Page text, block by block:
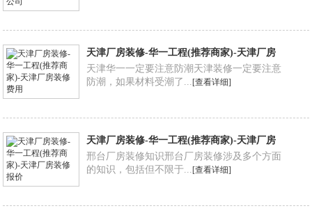
天津厂房装修-华一工程(推荐商家)-天津厂房
装修费用
天津华一一定要注意防潮天津装修一定要注意
防潮，如果材料受潮了...[查看详细]
天津厂房装修-华一工程(推荐商家)-天津厂房
装修报价
邢台厂房装修知识邢台厂房装修涉及多个方面
的知识，包括但不限于...[查看详细]